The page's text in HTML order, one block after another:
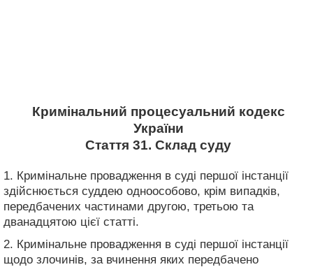
Кримінальний процесуальний кодекс
України
Стаття 31. Склад суду
1. Кримінальне провадження в суді першої інстанції
здійснюється суддею одноособово, крім випадків,
передбачених частинами другою, третьою та
дванадцятою цієї статті.
2. Кримінальне провадження в суді першої інстанції
щодо злочинів, за вчинення яких передбачено